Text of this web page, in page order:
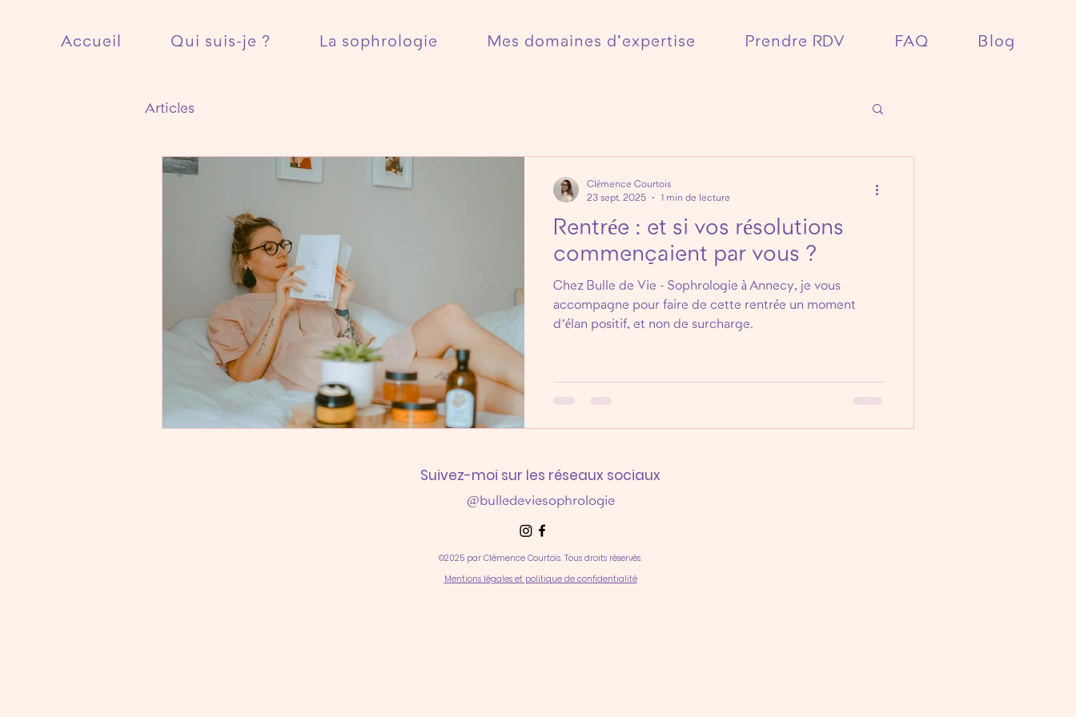
Accueil Qui suis-je ? La sophrologie Mes domaines d'expertise Prendre RDV FAQ Blog
Articles
Rentrée : et si vos résolutions
commençaient par vous ?
Chez Bulle de Vie - Sophrologie à Annecy, je vous
accompagne pour faire de cette rentrée un moment
d’élan positif, et non de surcharge.
Clémence Courtois
23 sept. 2025
1 min de lecture
Suivez-moi sur les réseaux sociaux
@bulledeviesophrologie
©2025 par Clémence Courtois. Tous droits réservés.
Mentions légales et politique de confidentialité